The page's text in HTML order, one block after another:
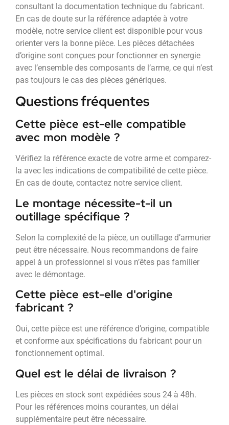
consultant la documentation technique du fabricant.
En cas de doute sur la référence adaptée à votre
modèle, notre service client est disponible pour vous
orienter vers la bonne pièce. Les pièces détachées
d’origine sont conçues pour fonctionner en synergie
avec l’ensemble des composants de l’arme, ce qui n’est
pas toujours le cas des pièces génériques.
Questions fréquentes
Cette pièce est-elle compatible
avec mon modèle ?
Vérifiez la référence exacte de votre arme et comparez-
la avec les indications de compatibilité de cette pièce.
En cas de doute, contactez notre service client.
Le montage nécessite-t-il un
outillage spécifique ?
Selon la complexité de la pièce, un outillage d’armurier
peut être nécessaire. Nous recommandons de faire
appel à un professionnel si vous n’êtes pas familier
avec le démontage.
Cette pièce est-elle d'origine
fabricant ?
Oui, cette pièce est une référence d’origine, compatible
et conforme aux spécifications du fabricant pour un
fonctionnement optimal.
Quel est le délai de livraison ?
Les pièces en stock sont expédiées sous 24 à 48h.
Pour les références moins courantes, un délai
supplémentaire peut être nécessaire.